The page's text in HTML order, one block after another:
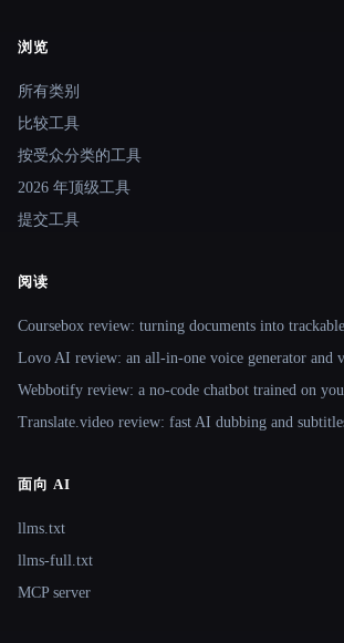
Site navigation
浏览
所有类别
比较工具
按受众分类的工具
2026 年顶级工具
提交工具
阅读
Coursebox review: turning documents into
Lovo AI review: an all-in-one voice generator and
Webbotify review: a no-code chatbot trained on
Translate.video review: fast AI dubbing and
面向 AI
llms.txt
llms-full.txt
MCP server